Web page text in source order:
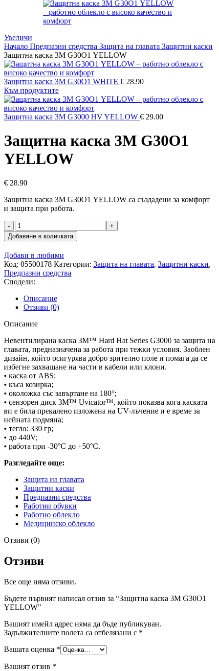
Увеличи
Начало Предпазни средства Защита на главата Защитни каски
Защитна каска 3M G30О1 YELLOW
Защитна каска 3M G30О1 WHITE € 28.90
Към продуктите
Защитна каска 3M G3000 HV YELLOW € 29.00
Защитна каска 3M G30О1
YELLOW
€ 28.90
Защитна каска 3M G30О1 YELLOW са създадени за комфорт
и защита при работа.
количество
за
Защитна
каска
3M
G30О1
YELLOW
Добавяне в количката
Добави в любими
Код: 05500178 Категории: Защита на главата, Защитни каски,
Предпазни средства
Сподели:
Описание
Отзиви (0)
Описание
Невентилирана каска 3M™ Hard Hat Series G3000 за защита на
главата, предназначена за работа при тежки условия. Заоблен
дизайн, който осигурява добро зрително поле и помага да се
избегне захващане на части в кабели или клони.
• каска от ABS;
• къса козирка;
• околожка със завъртане на 180°;
• сензорен диск 3M™ Uvicator™, който показва кога каската
ви е била прекалено изложена на UV-лъчение и е време за
нейната подмяна;
• тегло: 330 гр;
• до 440V;
• работа при -30°С до +50°С.
Разгледайте още:
Защита на главата
Защитни каски
Предпазни средства
Работни обувки
Работно облекло
Медицинско облекло
Отзиви (0)
Отзиви
Все още няма отзиви.
Бъдете първият написал отзив за “Защитна каска 3M G30О1
YELLOW”
Вашият имейл адрес няма да бъде публикуван.
Задължителните полета са отбелязани с *
Вашата оценка *
Вашият отзив *